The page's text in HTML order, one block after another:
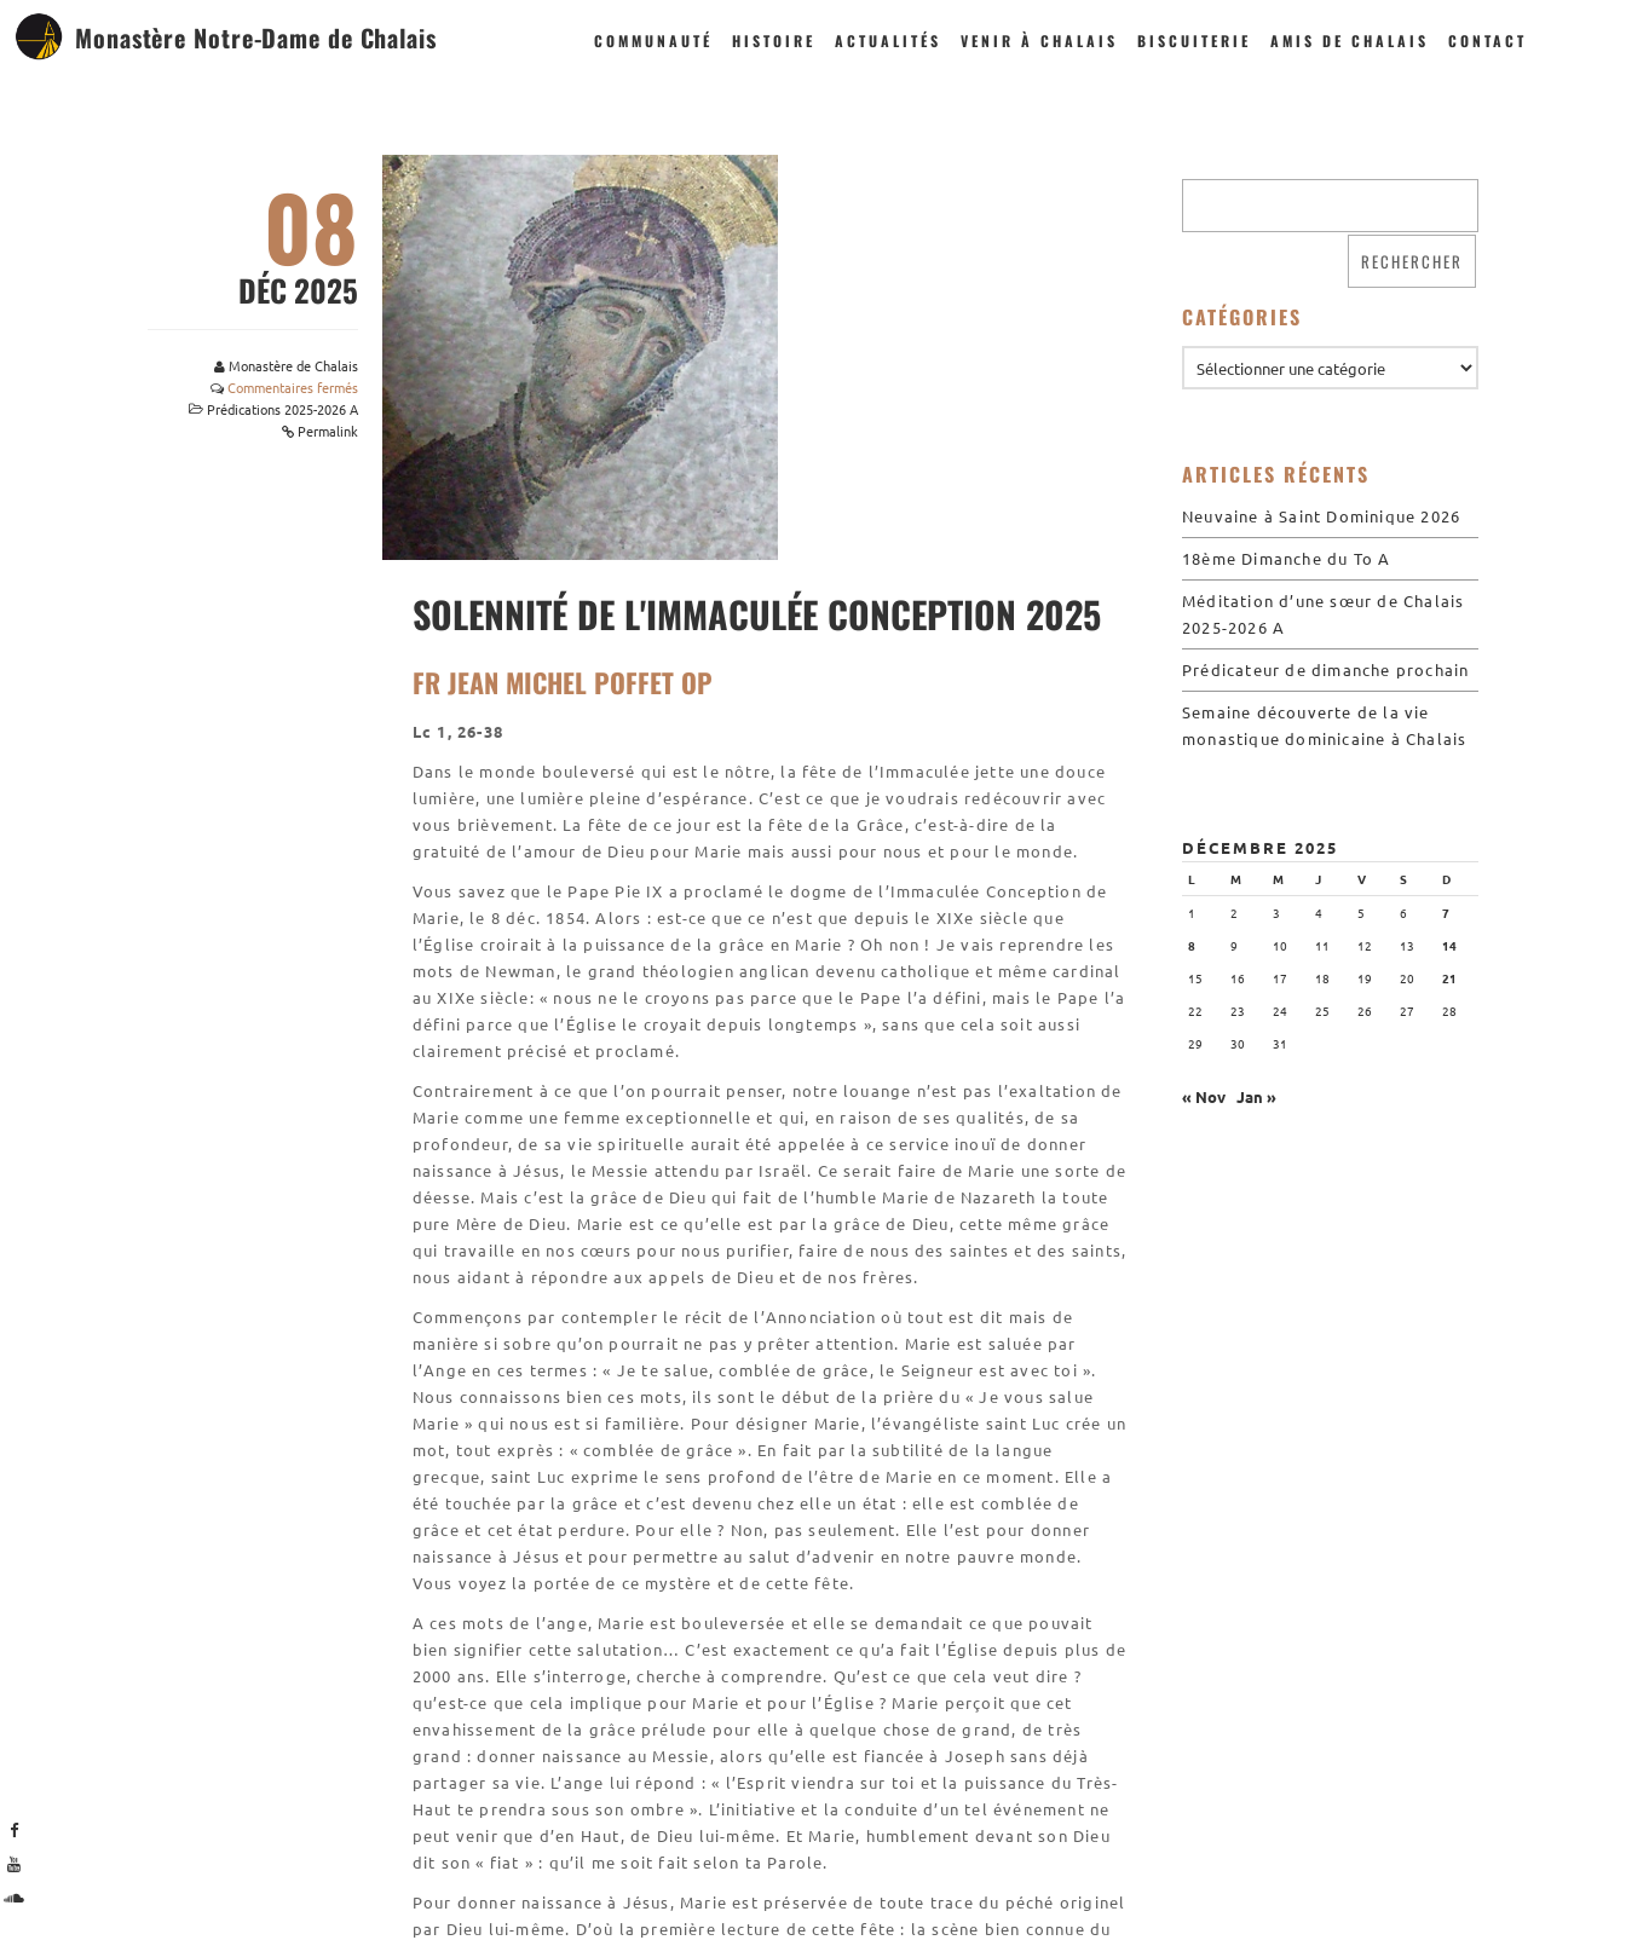
COMMUNAUTÉ HISTOIRE ACTUALITÉS VENIR À CHALAIS BISCUITERIE AMIS DE CHALAIS CONTACT
Monastère Notre-Dame de Chalais
Qui sommes nous ?
Saint Dominique
Devenir moniale
dominicaine
Les restaurations de
l’église de Chalais
Les randonnées
Accueil monastique
Demande de séjour
08
DÉC 2025
Monastère de Chalais
Commentaires fermés
Prédications 2025-2026 A
Permalink
SOLENNITÉ DE L'IMMACULÉE CONCEPTION 2025
FR JEAN MICHEL POFFET OP
Lc 1, 26-38
Dans le monde bouleversé qui est le nôtre, la fête de l’Immaculée jette une douce
lumière, une lumière pleine d’espérance. C’est ce que je voudrais redécouvrir avec
vous brièvement. La fête de ce jour est la fête de la Grâce, c’est-à-dire de la
gratuité de l’amour de Dieu pour Marie mais aussi pour nous et pour le monde.
Vous savez que le Pape Pie IX a proclamé le dogme de l’Immaculée Conception de
Marie, le 8 déc. 1854. Alors : est-ce que ce n’est que depuis le XIXe siècle que
l’Église croirait à la puissance de la grâce en Marie ? Oh non ! Je vais reprendre les
mots de Newman, le grand théologien anglican devenu catholique et même cardinal
au XIXe siècle: « nous ne le croyons pas parce que le Pape l’a défini, mais le Pape l’a
défini parce que l’Église le croyait depuis longtemps », sans que cela soit aussi
clairement précisé et proclamé.
Contrairement à ce que l’on pourrait penser, notre louange n’est pas l’exaltation de
Marie comme une femme exceptionnelle et qui, en raison de ses qualités, de sa
profondeur, de sa vie spirituelle aurait été appelée à ce service inouï de donner
naissance à Jésus, le Messie attendu par Israël. Ce serait faire de Marie une sorte de
déesse. Mais c’est la grâce de Dieu qui fait de l’humble Marie de Nazareth la toute
pure Mère de Dieu. Marie est ce qu’elle est par la grâce de Dieu, cette même grâce
qui travaille en nos cœurs pour nous purifier, faire de nous des saintes et des saints,
nous aidant à répondre aux appels de Dieu et de nos frères.
Commençons par contempler le récit de l’Annonciation où tout est dit mais de
manière si sobre qu’on pourrait ne pas y prêter attention. Marie est saluée par
l’Ange en ces termes : « Je te salue, comblée de grâce, le Seigneur est avec toi ».
Nous connaissons bien ces mots, ils sont le début de la prière du « Je vous salue
Marie » qui nous est si familière. Pour désigner Marie, l’évangéliste saint Luc crée un
mot, tout exprès : « comblée de grâce ». En fait par la subtilité de la langue
grecque, saint Luc exprime le sens profond de l’être de Marie en ce moment. Elle a
été touchée par la grâce et c’est devenu chez elle un état : elle est comblée de
grâce et cet état perdure. Pour elle ? Non, pas seulement. Elle l’est pour donner
naissance à Jésus et pour permettre au salut d’advenir en notre pauvre monde.
Vous voyez la portée de ce mystère et de cette fête.
A ces mots de l’ange, Marie est bouleversée et elle se demandait ce que pouvait
bien signifier cette salutation… C’est exactement ce qu’a fait l’Église depuis plus de
2000 ans. Elle s’interroge, cherche à comprendre. Qu’est ce que cela veut dire ?
qu’est-ce que cela implique pour Marie et pour l’Église ? Marie perçoit que cet
envahissement de la grâce prélude pour elle à quelque chose de grand, de très
grand : donner naissance au Messie, alors qu’elle est fiancée à Joseph sans déjà
partager sa vie. L’ange lui répond : « l’Esprit viendra sur toi et la puissance du Très-
Haut te prendra sous son ombre ». L’initiative et la conduite d’un tel événement ne
peut venir que d’en Haut, de Dieu lui-même. Et Marie, humblement devant son Dieu
dit son « fiat » : qu’il me soit fait selon ta Parole.
Pour donner naissance à Jésus, Marie est préservée de toute trace du péché originel
par Dieu lui-même. D’où la première lecture de cette fête : la scène bien connue du
CATÉGORIES
ARTICLES RÉCENTS
Neuvaine à Saint Dominique 2026
18ème Dimanche du To A
Méditation d’une sœur de Chalais
2025-2026 A
Prédicateur de dimanche prochain
Semaine découverte de la vie
monastique dominicaine à Chalais
DÉCEMBRE 2025
L M M J V S
D
1
2 3 4 5 6
7
8
9 10 11 12 13
14
15
16 17 18 19 20
21
22
23 24 25 26 27
28
29
30 31
« Nov Jan »